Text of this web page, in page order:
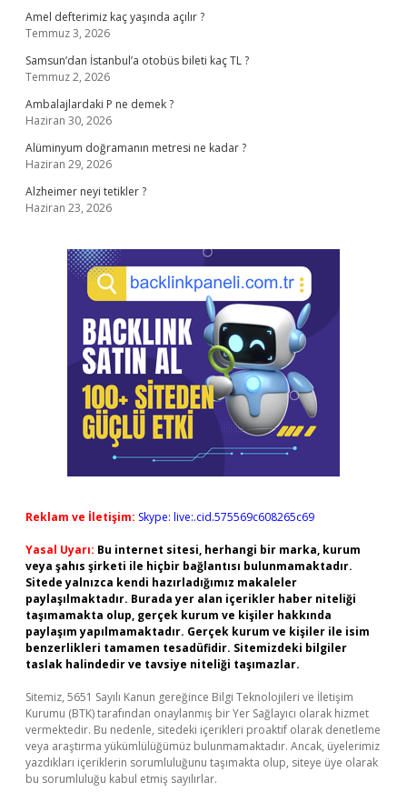
Amel defterimiz kaç yaşında açılır ?
Temmuz 3, 2026
Samsun’dan İstanbul’a otobüs bileti kaç TL ?
Temmuz 2, 2026
Ambalajlardaki P ne demek ?
Haziran 30, 2026
Alüminyum doğramanın metresi ne kadar ?
Haziran 29, 2026
Alzheimer neyi tetikler ?
Haziran 23, 2026
Reklam ve İletişim: Skype: live:.cid.575569c608265c69
Yasal Uyarı: Bu internet sitesi, herhangi bir marka, kurum
veya şahıs şirketi ile hiçbir bağlantısı bulunmamaktadır.
Sitede yalnızca kendi hazırladığımız makaleler
paylaşılmaktadır. Burada yer alan içerikler haber niteliği
taşımamakta olup, gerçek kurum ve kişiler hakkında
paylaşım yapılmamaktadır. Gerçek kurum ve kişiler ile isim
benzerlikleri tamamen tesadüfidir. Sitemizdeki bilgiler
taslak halindedir ve tavsiye niteliği taşımazlar.
Sitemiz, 5651 Sayılı Kanun gereğince Bilgi Teknolojileri ve İletişim
Kurumu (BTK) tarafından onaylanmış bir Yer Sağlayıcı olarak hizmet
vermektedir. Bu nedenle, sitedeki içerikleri proaktif olarak denetleme
veya araştırma yükümlülüğümüz bulunmamaktadır. Ancak, üyelerimiz
yazdıkları içeriklerin sorumluluğunu taşımakta olup, siteye üye olarak
bu sorumluluğu kabul etmiş sayılırlar.